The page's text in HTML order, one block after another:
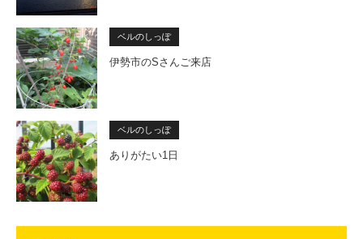
ベルのしっぽ
伊勢市のSさんご来店
ベルのしっぽ
ありがたい1日